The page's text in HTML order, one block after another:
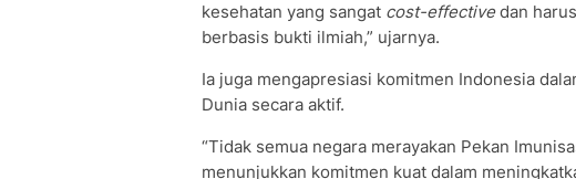
kesehatan yang sangat cost-effectivedan
berbasis bukti ilmiah,” ujarnya.
Ia juga mengapresiasi komitmen Indonesia
Dunia secara aktif.
“Tidak semua negara merayakan Pekan
menunjukkan komitmen kuat dalam